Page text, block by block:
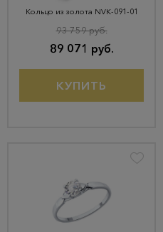
Кольцо из золота NVК-091-01
89 071 руб.
93 759 руб.
КУПИТЬ